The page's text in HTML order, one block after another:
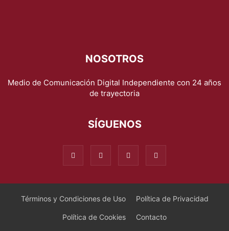
NOSOTROS
Medio de Comunicación Digital Independiente con 24 años
de trayectoria
SÍGUENOS
Términos y Condiciones de Uso Política de Privacidad
Política de Cookies Contacto